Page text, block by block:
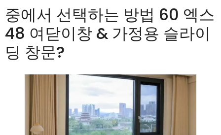
중에서 선택하는 방법 60 엑스
48 여닫이창 & 가정용 슬라이
딩 창문?